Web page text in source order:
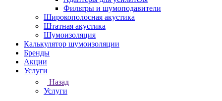
Фильтры и шумоподавители
Широкополосная акустика
Штатная акустика
Шумоизоляция
Калькулятор шумоизоляции
Бренды
Акции
Услуги
Назад
Услуги